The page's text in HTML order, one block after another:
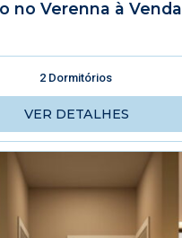
no Verenna à Venda
2 Dormitórios
VER DETALHES